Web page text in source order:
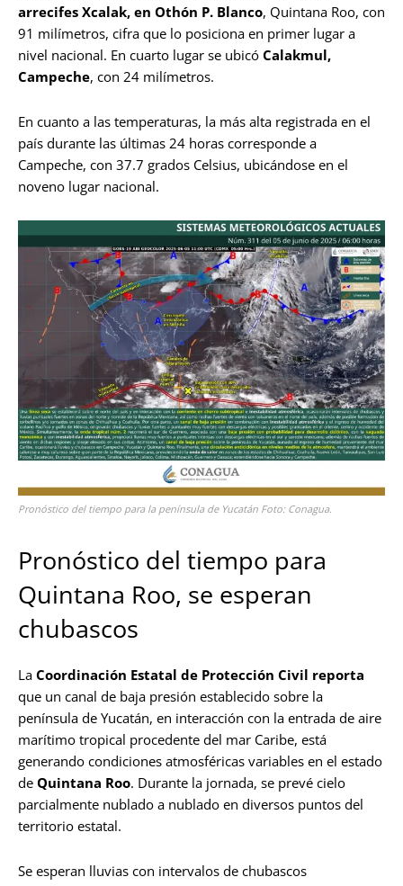
arrecifes Xcalak, en Othón P. Blanco, Quintana Roo, con
91 milímetros, cifra que lo posiciona en primer lugar a
nivel nacional. En cuarto lugar se ubicó Calakmul,
Campeche, con 24 milímetros.
En cuanto a las temperaturas, la más alta registrada en el
país durante las últimas 24 horas corresponde a
Campeche, con 37.7 grados Celsius, ubicándose en el
noveno lugar nacional.
Pronóstico del tiempo para la península de Yucatán Foto: Conagua.
Pronóstico del tiempo para
Quintana Roo, se esperan
chubascos
La Coordinación Estatal de Protección Civil reporta
que un canal de baja presión establecido sobre la
península de Yucatán, en interacción con la entrada de aire
marítimo tropical procedente del mar Caribe, está
generando condiciones atmosféricas variables en el estado
de Quintana Roo. Durante la jornada, se prevé cielo
parcialmente nublado a nublado en diversos puntos del
territorio estatal.
Se esperan lluvias con intervalos de chubascos